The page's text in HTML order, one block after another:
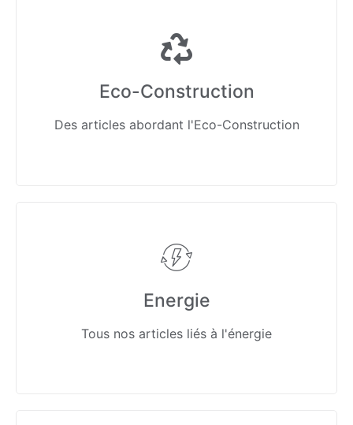
Eco-Construction
Des articles abordant l'Eco-Construction
Energie
Tous nos articles liés à l'énergie